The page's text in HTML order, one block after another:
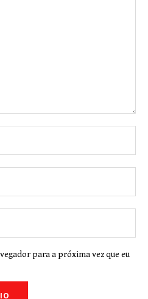
para a próxima vez que eu